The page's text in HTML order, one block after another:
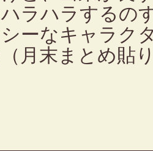
ハラハラするの
ーなキャラク
月末まとめ貼